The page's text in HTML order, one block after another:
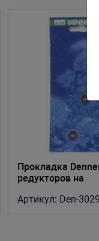
Прокладка
редукторов на
и 1200 г(2 шт)
Артикул: Den-3029